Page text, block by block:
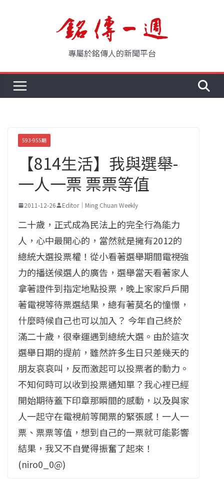
專屬於銘傳人的新聞平台
593-955期
【814生活】我與選舉-
一人一票 票票等值
2011-12-26 Editor｜Ming Chuan Weekly
二十歲，正式成為民法上的完全行為能力
人，心中最開心的，當然就是擁有2012的
總統大選投票權！從小看著選舉期間電視強
力的播送候選人的廣告，選舉當天看著家人
拿著證件到指定地點投票，晚上家家戶戶開
著電視等待票選結果，總有著莫名的憧憬，
什麼時候自己也可以加入？ 今年自己終於
滿二十歲，很幸運遇到總統大選。由於這次
選舉日期的提前，雖然許多生日只差幾天的
朋友哀哀叫，反而激起可以投票者的動力。
不知何時可以收到投票通知單？我心裡已經
開始期待蓋下印章那瞬間的感動，以及與家
人一起守在電視前等開票的緊張感！一人一
票、票票等值，想到自己的一票就可能影響
結果，我又不自覺得振奮了起來！
(niro0_0@)